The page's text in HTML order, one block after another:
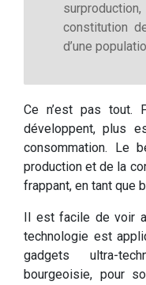
constitution
d’une
Ce n’est pas tout.
développent, plus
consommation. Le
production et de la
frappant, en tant que
Il est facile de voir
technologie est
gadgets ultra-
bourgeoisie, pour